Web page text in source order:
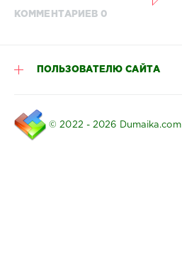
КОММЕНТАРИЕВ 0
ПОЛЬЗОВАТЕЛЮ САЙТА
© 2022 - 2026 Dumaika.com